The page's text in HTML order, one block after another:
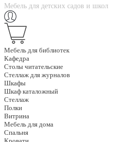
Мебель для детских садов и школ
Мебель для библиотек
Кафедра
Столы читательские
Стеллаж для журналов
Шкафы
Шкаф каталожный
Стеллаж
Полки
Витрина
Мебель для дома
Спальня